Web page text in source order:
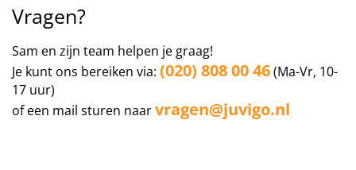
Vragen?
Sam en zijn team helpen je graag!
Je kunt ons bereiken via: (020) 808 00 46(Ma-Vr, 10-
17 uur)
of een mail sturen naarvragen@juvigo.nl